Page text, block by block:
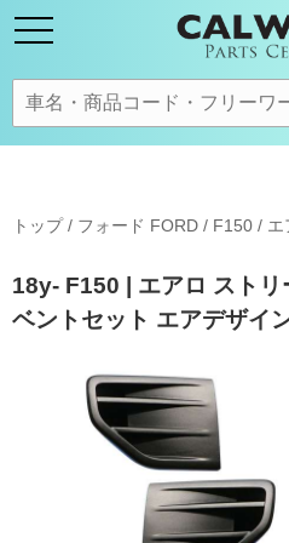
トップ/ フォード FORD / F150 / エ
18y- F150 | エアロ スト
ベントセット エアデザイ